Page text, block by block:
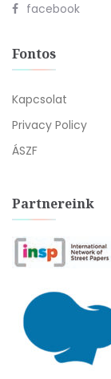
facebook
Fontos
Kapcsolat
Privacy Policy
ÁSZF
Partnereink